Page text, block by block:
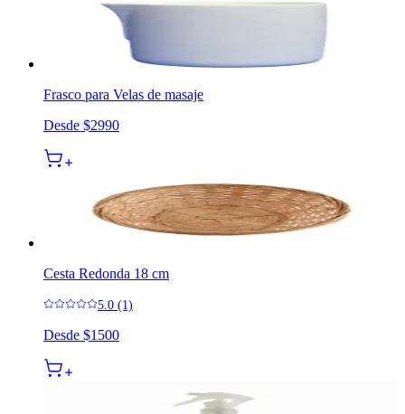
Frasco para Velas de masaje
Desde $2990
Cesta Redonda 18 cm
5.0 (1)
Desde $1500